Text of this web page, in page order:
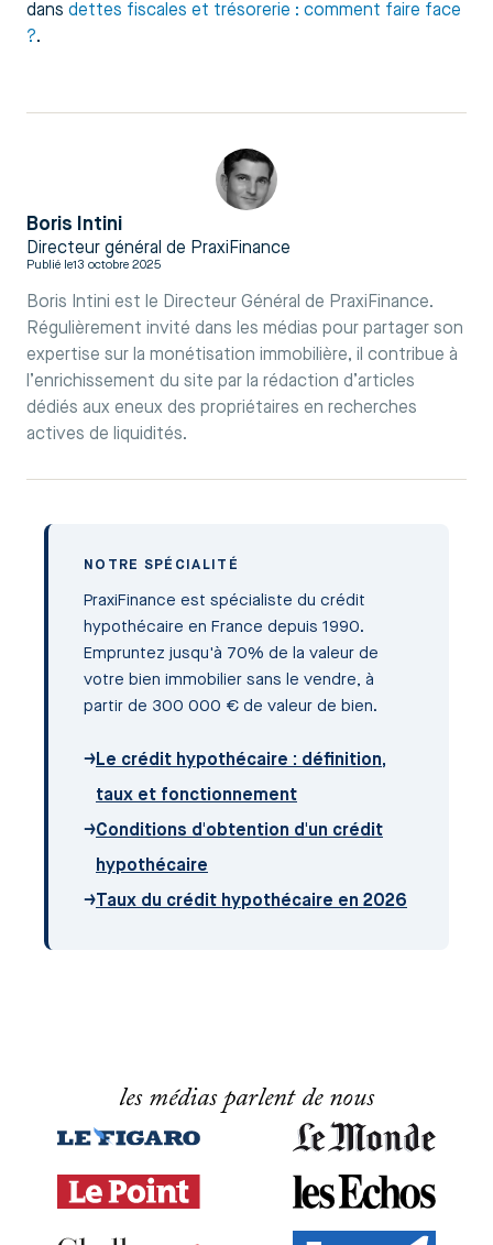
dans dettes fiscales et trésorerie : comment faire face
?.
Boris Intini
Directeur général de PraxiFinance
Publié le13 octobre 2025
Boris Intini est le Directeur Général de PraxiFinance.
Régulièrement invité dans les médias pour partager son
expertise sur la monétisation immobilière, il contribue à
l’enrichissement du site par la rédaction d’articles
dédiés aux eneux des propriétaires en recherches
actives de liquidités.
NOTRE SPÉCIALITÉ
PraxiFinance est spécialiste du crédit
hypothécaire en France depuis 1990.
Empruntez jusqu'à 70% de la valeur de
votre bien immobilier sans le vendre, à
partir de 300 000 € de valeur de bien.
→Le crédit hypothécaire : définition,
taux et fonctionnement
→Conditions d'obtention d'un crédit
hypothécaire
→Taux du crédit hypothécaire en 2026
les médias parlent de nous